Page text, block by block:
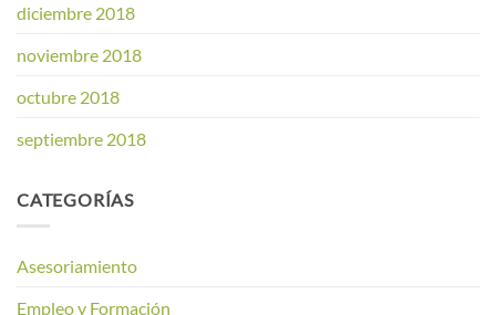
diciembre 2018
noviembre 2018
octubre 2018
septiembre 2018
CATEGORÍAS
Asesoriamiento
Empleo y Formación